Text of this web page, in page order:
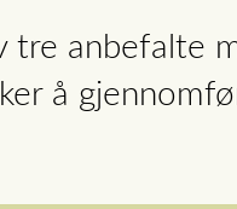
anbefalte
å